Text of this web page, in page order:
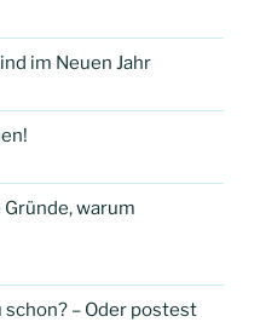
im Neuen Jahr
warum
– Oder postest